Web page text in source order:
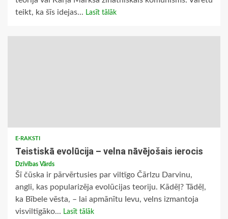
teikt, ka šīs idejas... Lasīt tālāk
E-RAKSTI
Teistiskā evolūcija – velna nāvējošais ierocis
Dzīvības Vārds
Šī čūska ir pārvērtusies par viltīgo Čārlzu Darvinu,
angli, kas popularizēja evolūcijas teoriju. Kādēļ? Tādēļ,
ka Bībele vēsta, – lai apmānītu Ievu, velns izmantoja
visviltīgāko... Lasīt tālāk